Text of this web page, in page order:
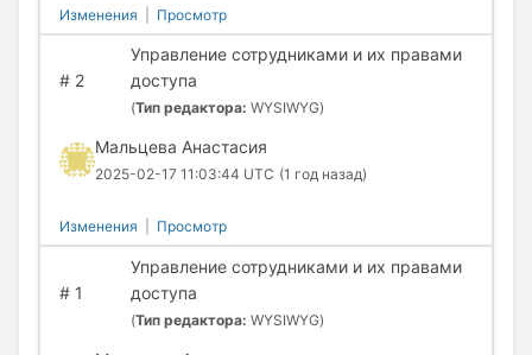
Изменения Просмотр
#2
Управление сотрудниками и их правами
доступа
(Тип редактора: WYSIWYG)
Мальцева Анастасия
2025-02-17 11:03:44 UTC (1 год назад)
Изменения Просмотр
#1
Управление сотрудниками и их правами
доступа
(Тип редактора: WYSIWYG)